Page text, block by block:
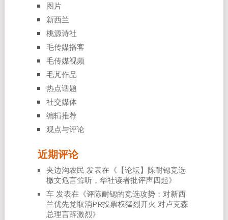
图片
新西兰
桃源诗社
毛传媒播客
毛传媒视频
毛芃作品
热点话题
社交媒体
编辑推荐
观点与评论
近期评论
夹边沟农民 发表在《 【论坛】陈耐锶竞选
檄文危言耸听，华社读者批评声四起》
车发表在《评陈耐锶的竞选攻势：对新西
兰优先党取消PR投票权猛烈开火 对卢克森
总理言辞激烈》